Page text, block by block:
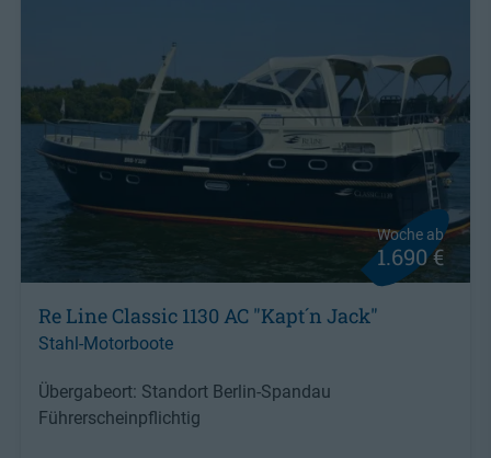
Re Line Classic 1130 AC "Kapt´n Jack"
Stahl-Motorboote
Übergabeort: Standort Berlin-Spandau
Führerscheinpflichtig
Woche ab
1.690 €